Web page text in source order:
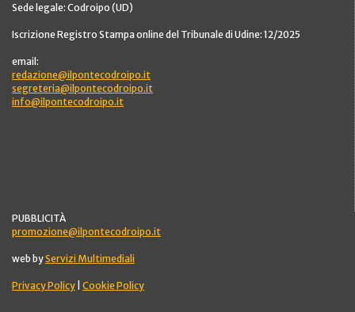
Sede legale: Codroipo (UD)
Iscrizione Registro Stampa online del Tribunale di Udine: 12/2025
email:
redazione@ilpontecodroipo.it
segreteria@ilpontecodroipo.it
info@ilpontecodroipo.it
PUBBLICITÀ
promozione@ilpontecodroipo.it
web byServizi Multimediali
Privacy Policy Cookie Policy